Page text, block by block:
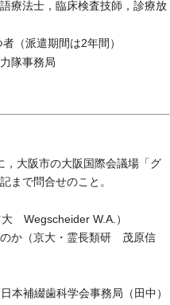
療法士，臨床検査技師，診療放
（派遣期間は2年間）
隊事務局
大阪市の大阪国際会議場「グ
まで問合せのこと。
Wegscheider W.A.）
のか（京大・霊長類研 茂原信
補綴歯科学会事務局（田中）